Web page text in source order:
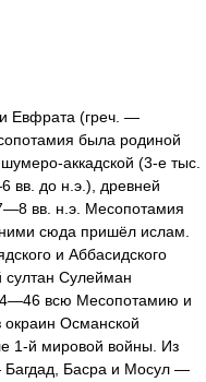
Евфрата (греч. —
была родиной
аккадской (3-е тыс.
вв. до н.э.), древней
вв. н.э. Месопотамия
сюда пришёл ислам.
и Аббасидского
Сулейман
всю Месопотамию и
окраин Османской
1-й мировой войны. Из
Басра и Мосул —